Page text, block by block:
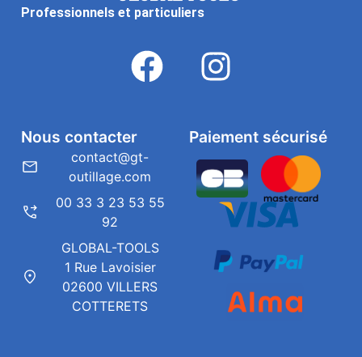
Professionnels et particuliers
Paiement sécurisé
Nous contacter
contact@gt-
outillage.com
00 33 3 23 53 55
92
GLOBAL-TOOLS
1 Rue Lavoisier
02600 VILLERS
COTTERETS